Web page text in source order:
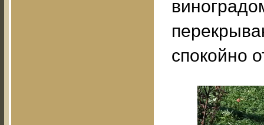
спокойно